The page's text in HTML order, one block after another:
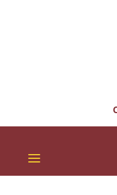
Toggle
Navigation